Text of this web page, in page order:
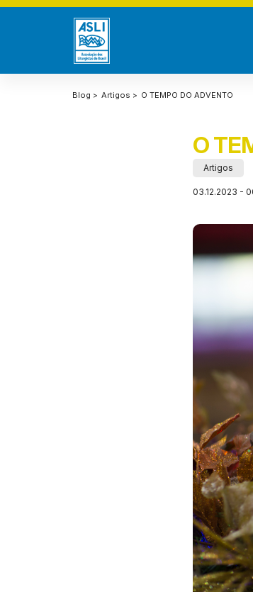
Blog > Artigos > O TEMPO DO ADVENTO
O
Artigos
03.12.2023 -